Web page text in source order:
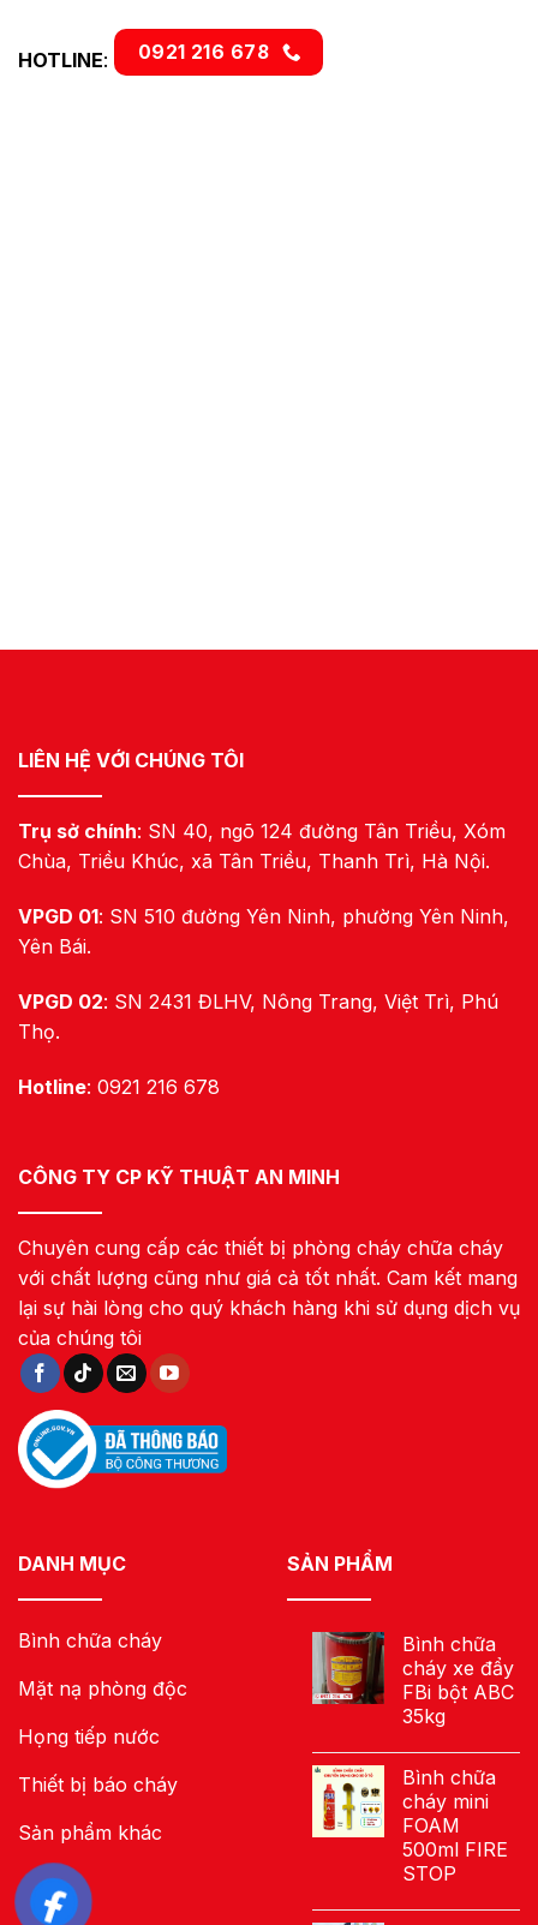
HOTLINE: 0921 216 678
LIÊN HỆ VỚI CHÚNG TÔI
Trụ sở chính: SN 40, ngõ 124 đường Tân Triều, Xóm
Chùa, Triều Khúc, xã Tân Triều, Thanh Trì, Hà Nội.
VPGD 01: SN 510 đường Yên Ninh, phường Yên Ninh,
Yên Bái.
VPGD 02: SN 2431 ĐLHV, Nông Trang, Việt Trì, Phú
Thọ.
Hotline: 0921 216 678
CÔNG TY CP KỸ THUẬT AN MINH
Chuyên cung cấp các thiết bị phòng cháy chữa cháy
với chất lượng cũng như giá cả tốt nhất. Cam kết mang
lại sự hài lòng cho quý khách hàng khi sử dụng dịch vụ
của chúng tôi
DANH MỤC
Bình chữa cháy
Mặt nạ phòng độc
Họng tiếp nước
Thiết bị báo cháy
Sản phẩm khác
SẢN PHẨM
Bình chữa
cháy xe đẩy
FBi bột ABC
35kg
Bình chữa
cháy mini
FOAM
500ml FIRE
STOP